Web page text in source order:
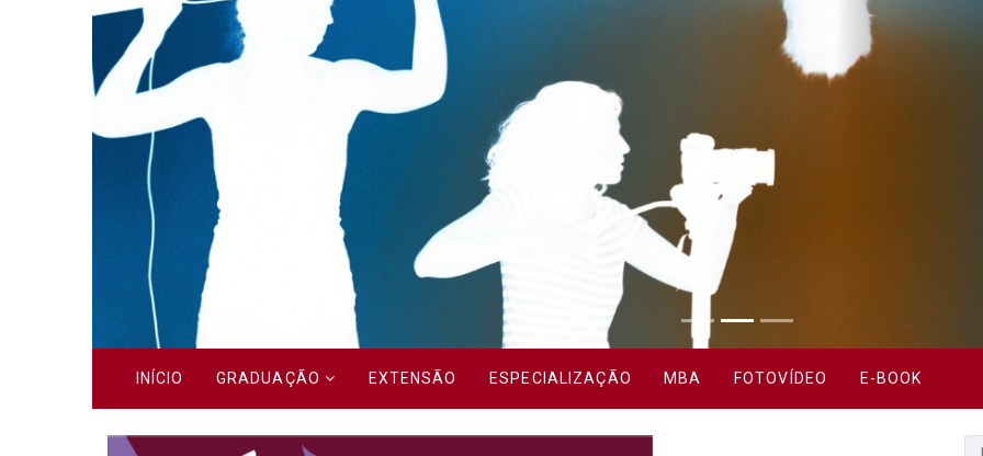
INÍCIO GRADUAÇÃO EXTENSÃO ESPECIALIZAÇÃO MBA FOTOVÍDEO E-BOOK